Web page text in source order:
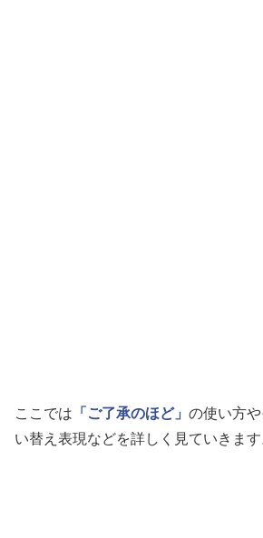
ここでは 「ご了承のほど」 の使い方
い替え表現などを詳しく見ていきます